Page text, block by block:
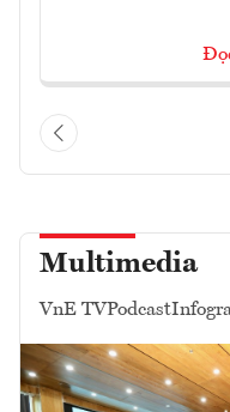
Multimedia
VnE TVPodcast